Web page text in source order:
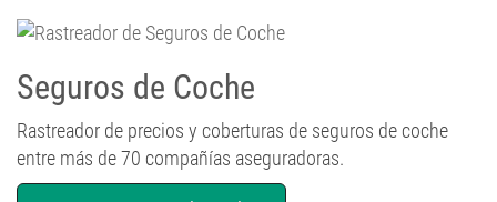
Seguros de Coche
Rastreador de precios y coberturas de seguros de coche
entre más de 70 compañías aseguradoras.